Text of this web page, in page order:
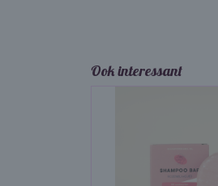
Ook interessant